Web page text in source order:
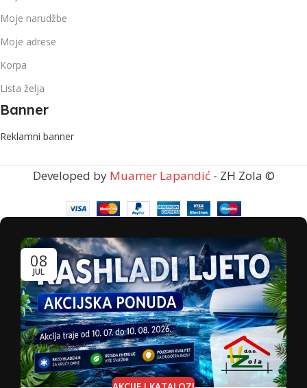
Moje narudžbe
Moje adrese
Korpa
Lista želja
Banner
Reklamni banner
Developed by Muamer Lapandić- ZH Zola ©
08
JUL